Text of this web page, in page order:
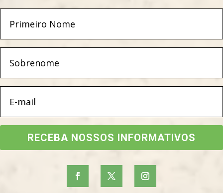
RECEBA NOSSOS INFORMATIVOS